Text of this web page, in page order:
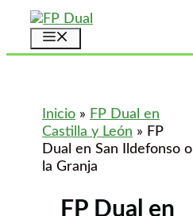
Saltar
contenido
Inicio » FP Dual en
Castilla y León » FP
Dual en San Ildefonso o
la Granja
FP Dual en